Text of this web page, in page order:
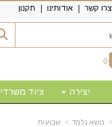
צרו קשר אודותינו תקנון
0
יצירה ציוד משרדי
נושא נלמד שבועות